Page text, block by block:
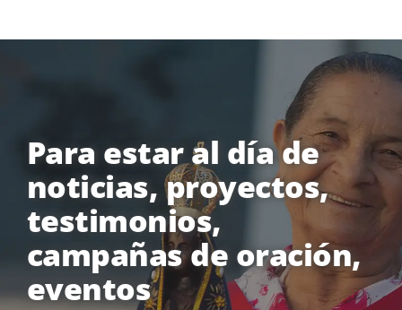
Para estar al día de
noticias, proyectos,
testimonios,
campañas de oración,
eventos